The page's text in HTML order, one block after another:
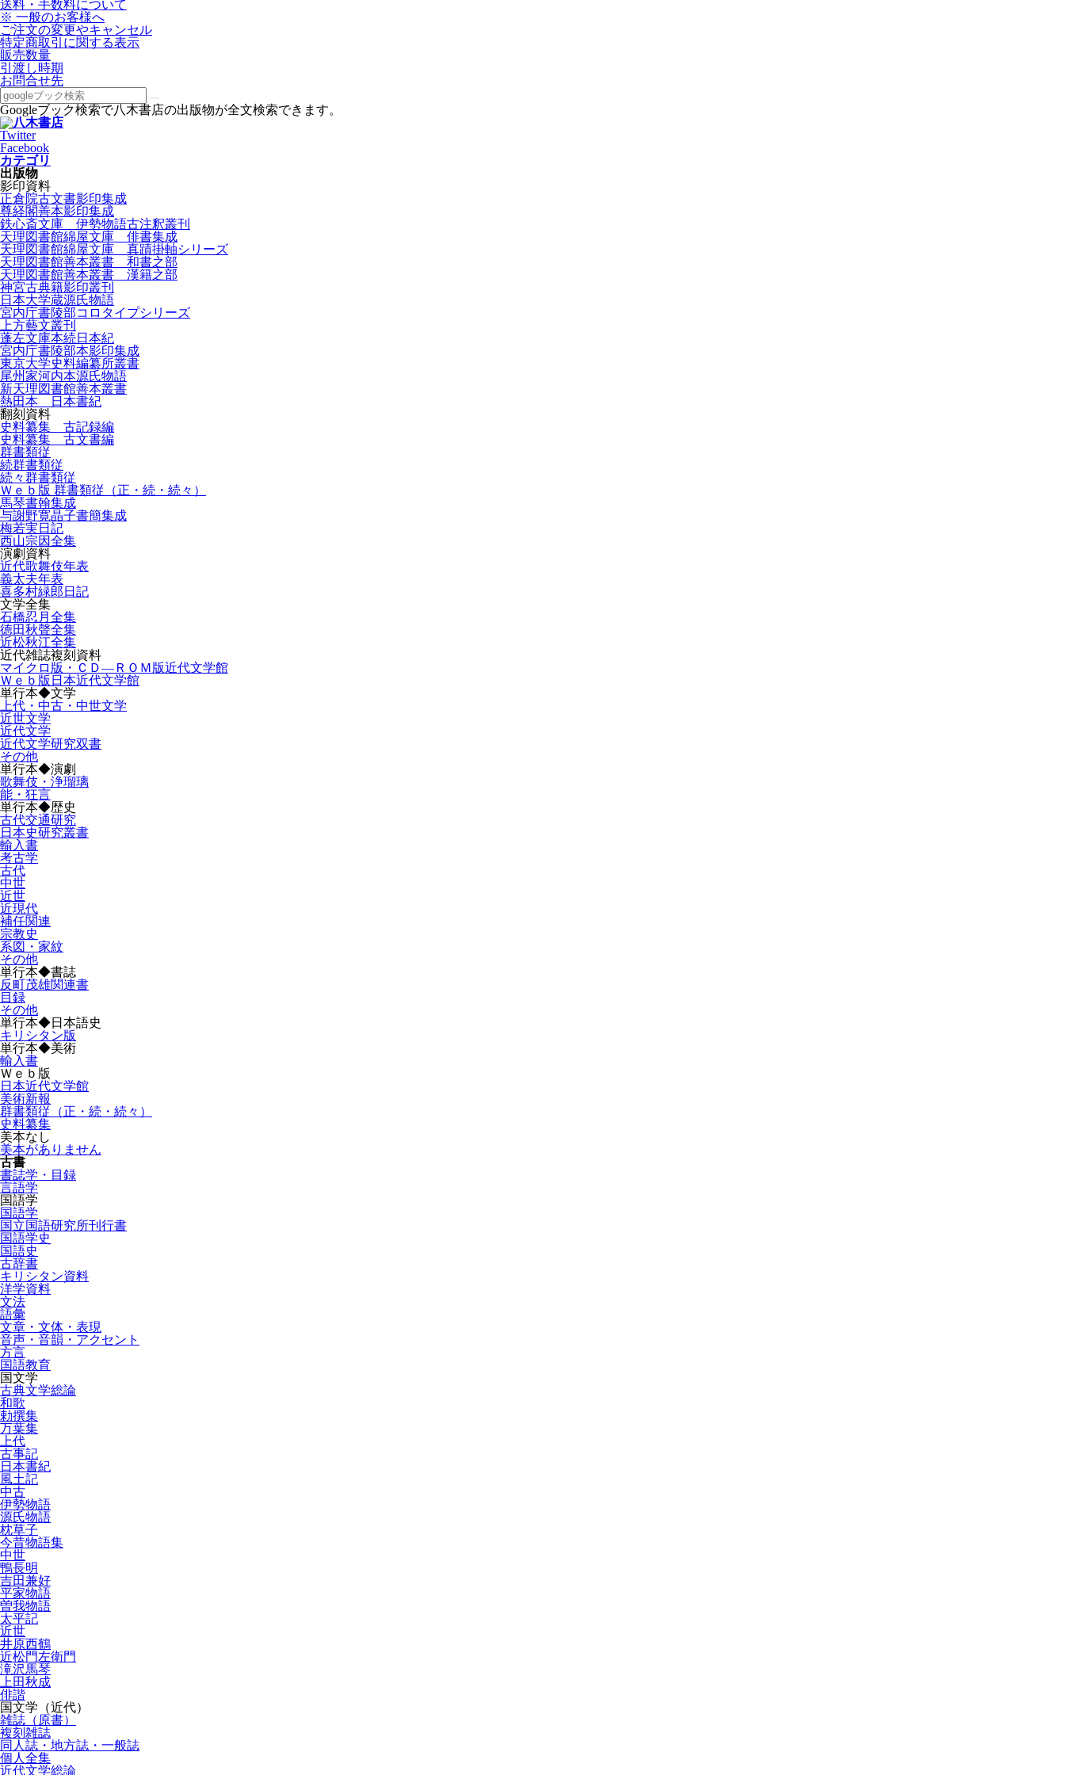
送料・手数料について
※ 一般のお客様へ
ご注文の変更やキャンセル
特定商取引に関する表示
販売数量
引渡し時期
お問合せ先
Googleブック検索で八木書店の出版物が全文検索できます。
Twitter
Facebook
カテゴリ
出版物
影印資料
正倉院古文書影印集成
尊経閣善本影印集成
鉄心斎文庫 伊勢物語古注釈叢刊
天理図書館綿屋文庫 俳書集成
天理図書館綿屋文庫 真蹟掛軸シリーズ
天理図書館善本叢書 和書之部
天理図書館善本叢書 漢籍之部
神宮古典籍影印叢刊
日本大学蔵源氏物語
宮内庁書陵部コロタイプシリーズ
上方藝文叢刊
蓬左文庫本続日本紀
宮内庁書陵部本影印集成
東京大学史料編纂所叢書
尾州家河内本源氏物語
新天理図書館善本叢書
熱田本 日本書紀
翻刻資料
史料纂集 古記録編
史料纂集 古文書編
群書類従
続群書類従
続々群書類従
Ｗｅｂ版 群書類従（正・続・続々）
馬琴書翰集成
与謝野寛晶子書簡集成
梅若実日記
西山宗因全集
演劇資料
近代歌舞伎年表
義太夫年表
喜多村緑郎日記
文学全集
石橋忍月全集
徳田秋聲全集
近松秋江全集
近代雑誌複刻資料
マイクロ版・ＣＤ―ＲＯＭ版近代文学館
Ｗｅｂ版日本近代文学館
単行本◆文学
上代・中古・中世文学
近世文学
近代文学
近代文学研究双書
その他
単行本◆演劇
歌舞伎・浄瑠璃
能・狂言
単行本◆歴史
古代交通研究
日本史研究叢書
輸入書
考古学
古代
中世
近世
近現代
補任関連
宗教史
系図・家紋
その他
単行本◆書誌
反町茂雄関連書
目録
その他
単行本◆日本語史
キリシタン版
単行本◆美術
輸入書
Ｗｅｂ版
日本近代文学館
美術新報
群書類従（正・続・続々）
史料纂集
美本なし
美本がありません
古書
書誌学・目録
言語学
国語学
国語学
国立国語研究所刊行書
国語学史
国語史
古辞書
キリシタン資料
洋学資料
文法
語彙
文章・文体・表現
音声・音韻・アクセント
方言
国語教育
国文学
古典文学総論
和歌
勅撰集
万葉集
上代
古事記
日本書紀
風土記
中古
伊勢物語
源氏物語
枕草子
今昔物語集
中世
鴨長明
吉田兼好
平家物語
曽我物語
太平記
近世
井原西鶴
近松門左衛門
滝沢馬琴
上田秋成
俳諧
国文学（近代）
雑誌（原書）
複刻雑誌
同人誌・地方誌・一般誌
個人全集
近代文学総論